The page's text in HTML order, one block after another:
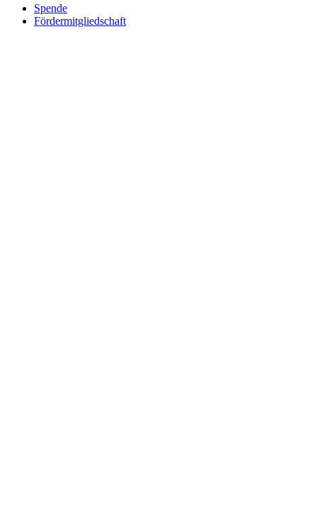
Spende
Fördermitgliedschaft